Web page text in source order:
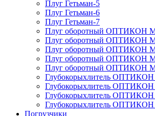
Плуг Гетьман-5
Плуг Гетьман-6
Плуг Гетьман-7
Плуг оборотный ОПТИКОН
Плуг оборотный ОПТИКОН
Плуг оборотный ОПТИКОН
Плуг оборотный ОПТИКОН
Плуг оборотный ОПТИКОН
Глубокорыхлитель ОПТИКОН
Глубокорыхлитель ОПТИКОН
Глубокорыхлитель ОПТИКОН
Глубокорыхлитель ОПТИКОН
Погрузчики